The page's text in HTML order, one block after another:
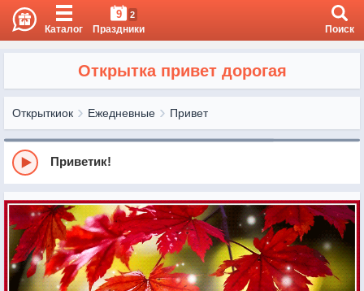
Каталог
9 2
Праздники Поиск
Открытка привет дорогая
Открыткиок Ежедневные Привет
Приветик!